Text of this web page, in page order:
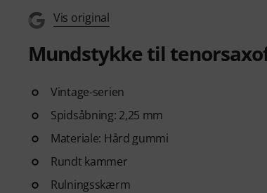
Vis original
Mundstykke til
Vintage-serien
Spidsåbning: 2,25 mm
Materiale: Hård gummi
Rundt kammer
Rulningsskærm